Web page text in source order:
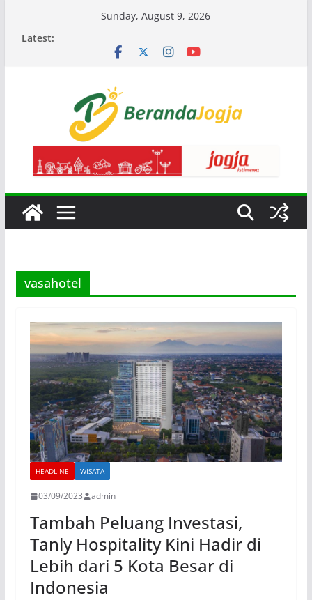
Sunday, August 9, 2026
Latest:
vasahotel
HEADLINE WISATA
03/09/2023 admin
Tambah Peluang Investasi,
Tanly Hospitality Kini Hadir di
Lebih dari 5 Kota Besar di
Indonesia